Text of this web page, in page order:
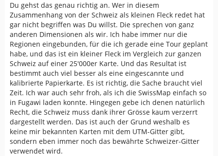
Du gehst das genau richtig an. Wer in diesem
Zusammenhang von der Schweiz als kleinen Fleck redet hat
gar nicht begriffen was Du willst. Die sprechen von ganz
anderen Dimensionen als wir. Ich habe immer nur die
Regionen eingebunden, für die ich gerade eine Tour geplant
habe, und das ist ein kleiner Fleck im Vergleich zur ganzen
Schweiz auf einer 25'000er Karte. Und das Resultat ist
bestimmt auch viel besser als eine eingescannte und
kalibrierte Papierkarte. Es ist richtig, die Sache braucht viel
Zeit. Ich war auch sehr froh, als ich die SwissMap einfach so
in Fugawi laden konnte. Hingegen gebe ich denen natürlich
Recht, die Schweiz muss dank ihrer Grösse kaum verzerrt
dargestellt werden. Das ist auch der Grund weshalb es
keine mir bekannten Karten mit dem UTM-Gitter gibt,
sondern eben immer noch das bewährte Schweizer-Gitter
verwendet wird.